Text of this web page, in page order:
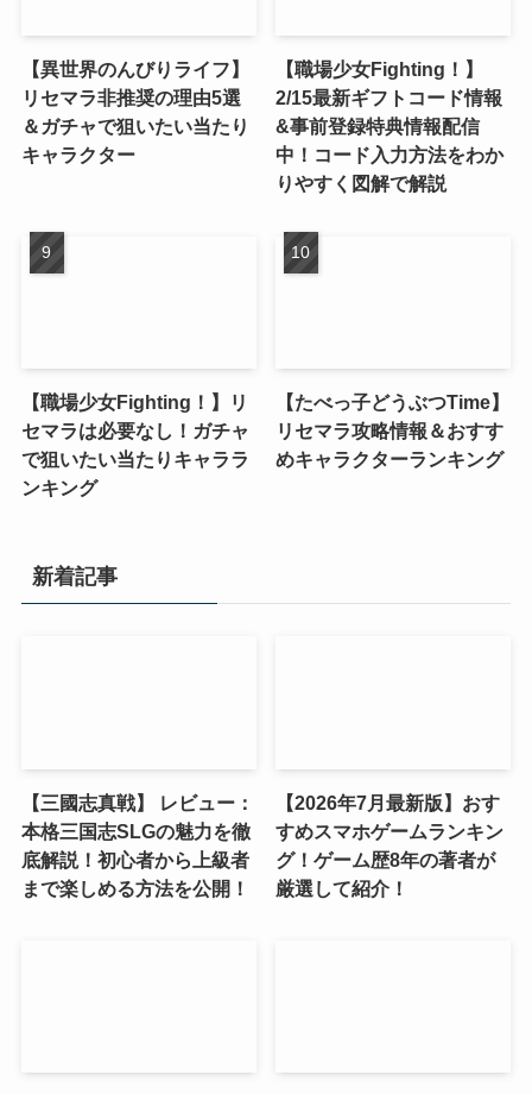
【異世界のんびりライフ】
リセマラ非推奨の理由5選
＆ガチャで狙いたい当たり
キャラクター
【職場少女Fighting！】
2/15最新ギフトコード情報
&事前登録特典情報配信
中！コード入力方法をわか
りやすく図解で解説
【職場少女Fighting！】リ
セマラは必要なし！ガチャ
で狙いたい当たりキャララ
ンキング
【たべっ子どうぶつTime】
リセマラ攻略情報＆おすす
めキャラクターランキング
新着記事
【三國志真戦】 レビュー：
本格三国志SLGの魅力を徹
底解説！初心者から上級者
まで楽しめる方法を公開！
【2026年7月最新版】おす
すめスマホゲームランキン
グ！ゲーム歴8年の著者が
厳選して紹介！